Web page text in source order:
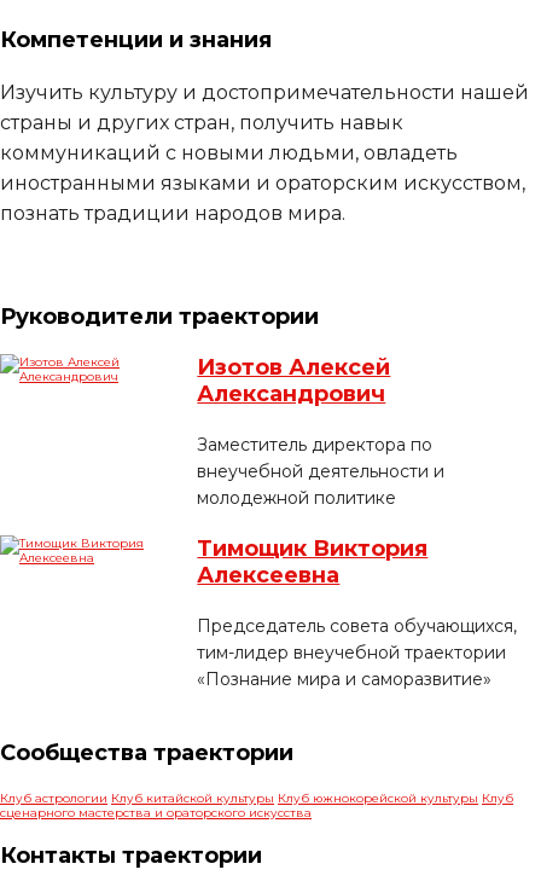
Компетенции и знания
Изучить культуру и достопримечательности нашей
страны и других стран, получить навык
коммуникаций с новыми людьми, овладеть
иностранными языками и ораторским искусством,
познать традиции народов мира.
Руководители траектории
Изотов Алексей
Александрович
Заместитель директора по
внеучебной деятельности и
молодежной политике
Тимощик Виктория
Алексеевна
Председатель совета обучающихся,
тим-лидер внеучебной траектории
«Познание мира и саморазвитие»
Сообщества траектории
Клуб астрологии Клуб китайской культуры Клуб южнокорейской культуры Клуб
сценарного мастерства и ораторского искусства
Контакты траектории